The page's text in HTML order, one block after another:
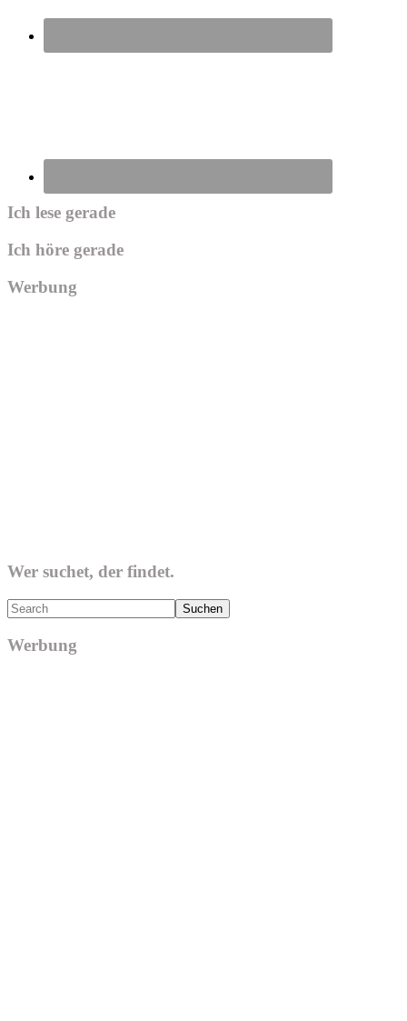
Ich lese gerade
Ich höre gerade
Werbung
Wer suchet, der findet.
Search
Werbung